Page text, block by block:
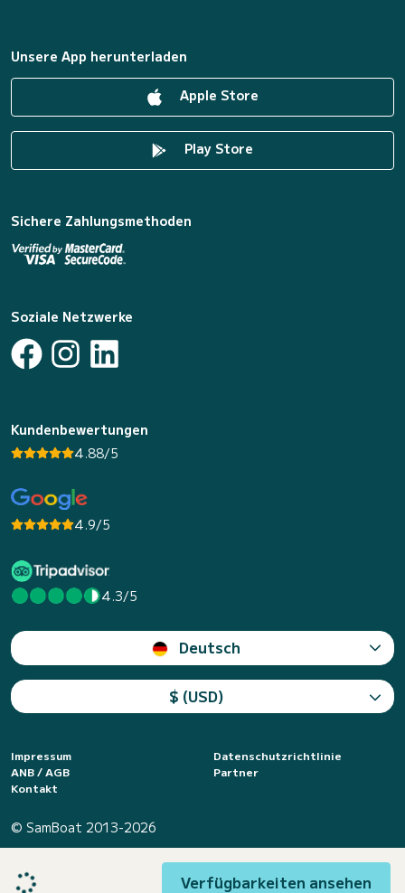
Verfügbarkeiten ansehen
Unsere App herunterladen
Apple Store
Play Store
Sichere Zahlungsmethoden
Soziale Netzwerke
Kundenbewertungen
4.88/5
4.9/5
4.3/5
Deutsch
$ (USD)
Impressum
Datenschutzrichtlinie
ANB / AGB
Partner
Kontakt
© SamBoat 2013-2026